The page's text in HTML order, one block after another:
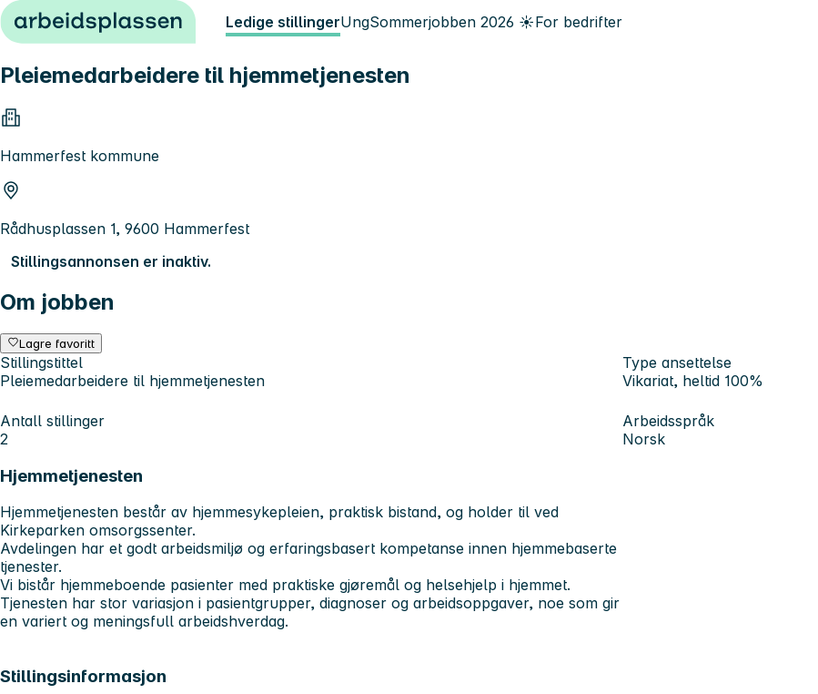
Hopp til innhold Ledige stillingerUngSommerjobben 2026 ☀️For bedrifter
Pleiemedarbeidere til hjemmetjenesten
Hammerfest kommune
Rådhusplassen 1, 9600 Hammerfest
Stillingsannonsen er inaktiv.
Om jobben
Lagre favoritt
Stillingstittel
Pleiemedarbeidere til hjemmetjenesten
Type ansettelse
Vikariat, heltid 100%
Antall stillinger
2
Arbeidsspråk
Norsk
Hjemmetjenesten
Hjemmetjenesten består av hjemmesykepleien, praktisk bistand, og holder til ved
Kirkeparken omsorgssenter.
Avdelingen har et godt arbeidsmiljø og erfaringsbasert kompetanse innen hjemmebaserte
tjenester.
Vi bistår hjemmeboende pasienter med praktiske gjøremål og helsehjelp i hjemmet.
Tjenesten har stor variasjon i pasientgrupper, diagnoser og arbeidsoppgaver, noe som gir
en variert og meningsfull arbeidshverdag.
Stillingsinformasjon